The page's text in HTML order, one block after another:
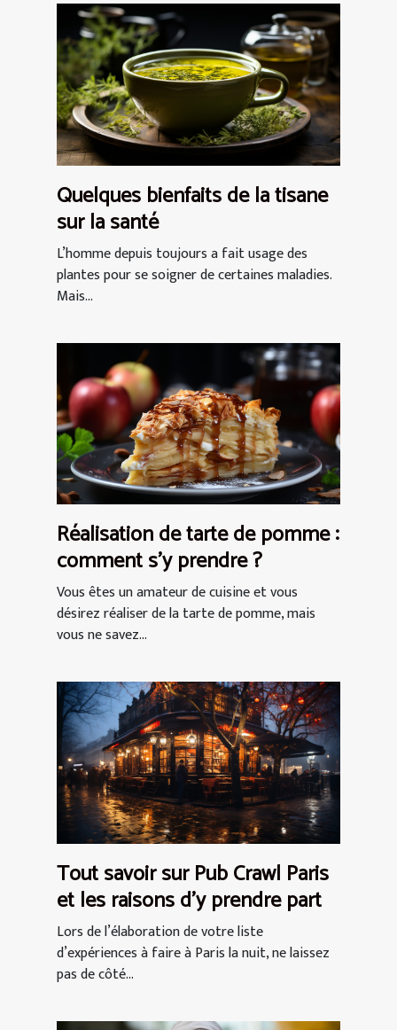
Quelques bienfaits de la tisane
sur la santé
L’homme depuis toujours a fait usage des
plantes pour se soigner de certaines maladies.
Mais...
Réalisation de tarte de pomme :
comment s’y prendre ?
Vous êtes un amateur de cuisine et vous
désirez réaliser de la tarte de pomme, mais
vous ne savez...
Tout savoir sur Pub Crawl Paris
et les raisons d’y prendre part
Lors de l’élaboration de votre liste
d’expériences à faire à Paris la nuit, ne laissez
pas de côté...